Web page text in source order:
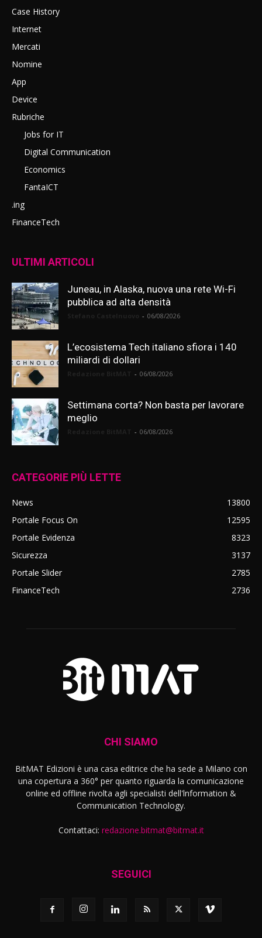
Case History
Internet
Mercati
Nomine
App
Device
Rubriche
Jobs for IT
Digital Communication
Economics
FantaICT
.ing
FinanceTech
ULTIMI ARTICOLI
Juneau, in Alaska, nuova una rete Wi-Fi
pubblica ad alta densità
- 06/08/2026
L’ecosistema Tech italiano sfiora i 140
miliardi di dollari
- 06/08/2026
Settimana corta? Non basta per lavorare
meglio
- 06/08/2026
CATEGORIE PIÙ LETTE
News
13800
Portale Focus On
12595
Portale Evidenza
8323
Sicurezza
3137
Portale Slider
2785
FinanceTech
2736
CHI SIAMO
BitMAT Edizioni è una casa editrice che ha sede a Milano con
una copertura a 360° per quanto riguarda la comunicazione
online ed offline rivolta agli specialisti dell'lnformation &
Communication Technology.
Contattaci: redazione.bitmat@bitmat.it
SEGUICI